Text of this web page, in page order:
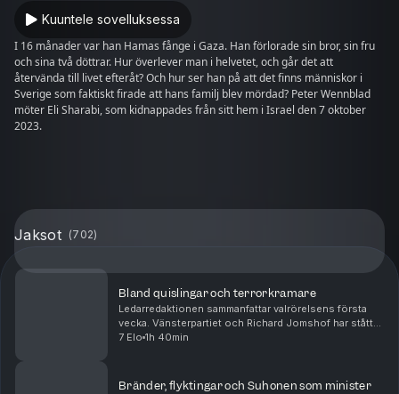
Kuuntele sovelluksessa
I 16 månader var han Hamas fånge i Gaza. Han förlorade sin bror, sin fru
och sina två döttrar. Hur överlever man i helvetet, och går det att
återvända till livet efteråt? Och hur ser han på att det finns människor i
Sverige som faktiskt firade att hans familj blev mördad? Peter Wennblad
möter Eli Sharabi, som kidnappades från sitt hem i Israel den 7 oktober
2023.
Jaksot (702)
Bland quislingar och terrorkramare
Ledarredaktionen sammanfattar valrörelsens första
vecka. Vänsterpartiet och Richard Jomshof har stått
för de stora snackisarna hittills. Men får det plats
7 Elo 1h 40min
Bränder, flyktingar och Suhonen som minister